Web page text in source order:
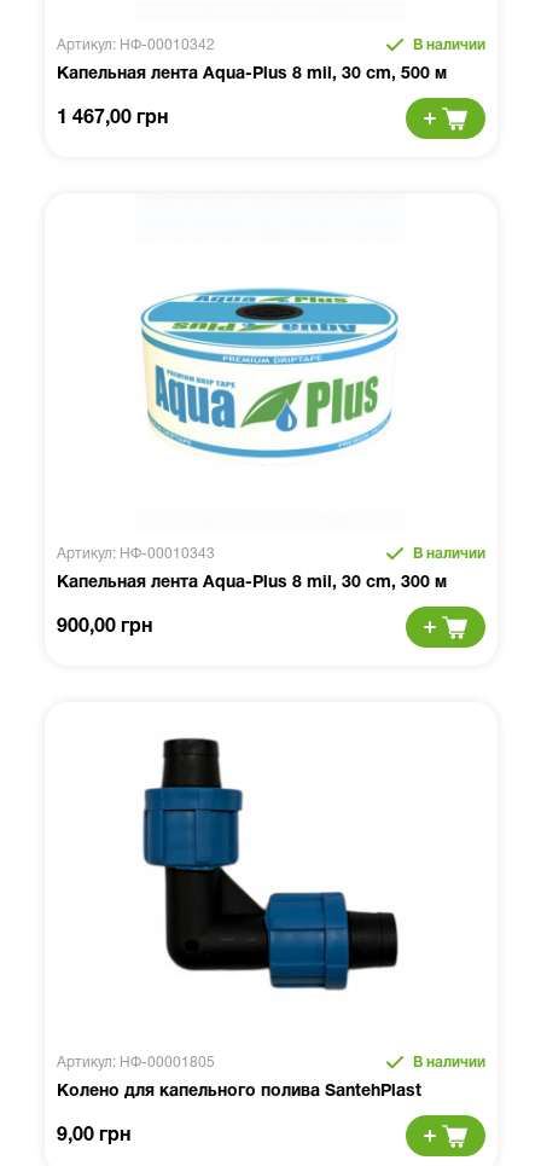
Артикул: НФ-00010342 В наличии
Капельная лента Aqua-Plus 8 mil, 30 cm, 500 м
1 467,00 грн
Артикул: НФ-00010343 В наличии
Капельная лента Aqua-Plus 8 mil, 30 cm, 300 м
900,00 грн
Артикул: НФ-00001805 В наличии
Колено для капельного полива SantehPlast
9,00 грн